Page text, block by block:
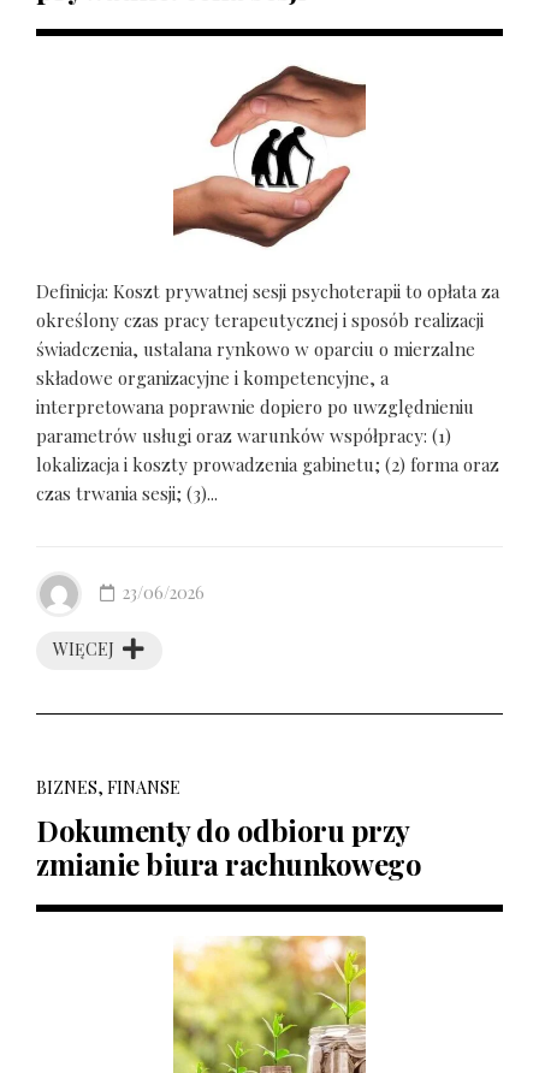
Definicja: Koszt prywatnej sesji psychoterapii to opłata za
określony czas pracy terapeutycznej i sposób realizacji
świadczenia, ustalana rynkowo w oparciu o mierzalne
składowe organizacyjne i kompetencyjne, a
interpretowana poprawnie dopiero po uwzględnieniu
parametrów usługi oraz warunków współpracy: (1)
lokalizacja i koszty prowadzenia gabinetu; (2) forma oraz
czas trwania sesji; (3)...
WIĘCEJ
23/06/2026
BIZNES, FINANSE
Dokumenty do odbioru przy
zmianie biura rachunkowego